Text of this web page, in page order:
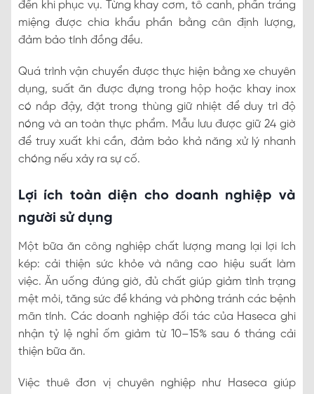
đến khi phục vụ. Từng khay cơm, tô canh, phần tráng
miệng được chia khẩu phần bằng cân định lượng,
đảm bảo tính đồng đều.
Quá trình vận chuyển được thực hiện bằng xe chuyên
dụng, suất ăn được đựng trong hộp hoặc khay inox
có nắp đậy, đặt trong thùng giữ nhiệt để duy trì độ
nóng và an toàn thực phẩm. Mẫu lưu được giữ 24 giờ
để truy xuất khi cần, đảm bảo khả năng xử lý nhanh
chóng nếu xảy ra sự cố.
Lợi ích toàn diện cho doanh nghiệp và
người sử dụng
Một bữa ăn công nghiệp chất lượng mang lại lợi ích
kép: cải thiện sức khỏe và nâng cao hiệu suất làm
việc. Ăn uống đúng giờ, đủ chất giúp giảm tình trạng
mệt mỏi, tăng sức đề kháng và phòng tránh các bệnh
mãn tính. Các doanh nghiệp đối tác của Haseca ghi
nhận tỷ lệ nghỉ ốm giảm từ 10–15% sau 6 tháng cải
thiện bữa ăn.
Việc thuê đơn vị chuyên nghiệp như Haseca giúp